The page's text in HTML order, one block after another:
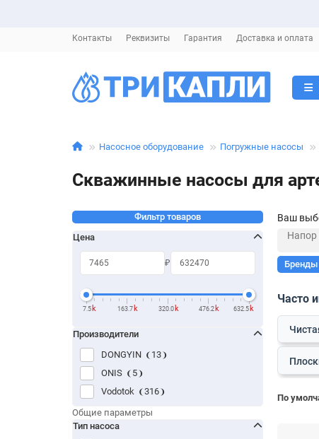
Контакты Реквизиты Гарантия Доставка и оплата
Насосное оборудование Погружные насосы
Скважинные насосы для
Фильтр товаров
Цена
₽
7.5 k 163.7 k 320.0 k 476.2 k 632.5 k
Производители
DONGYIN
13
ONIS
5
Vodotok
316
Общие параметры
Тип насоса
Ваш
Бренды
Часто
По